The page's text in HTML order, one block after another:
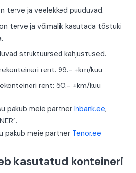
terve ja veelekked puuduvad.
terve ja võimalik kasutada tõstuki
struktuursed kahjustused.
rent: 99.- +km/kuu
rent: 50.- +km/kuu
pakub meie partner Inbank.ee,
pakub meie partner Tenor.ee
kasutatud konteineri